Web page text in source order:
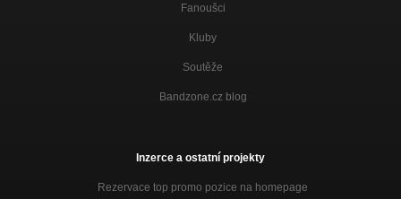
Fanoušci
Kluby
Soutěže
Bandzone.cz blog
Inzerce a ostatní projekty
Rezervace top promo pozice na homepage